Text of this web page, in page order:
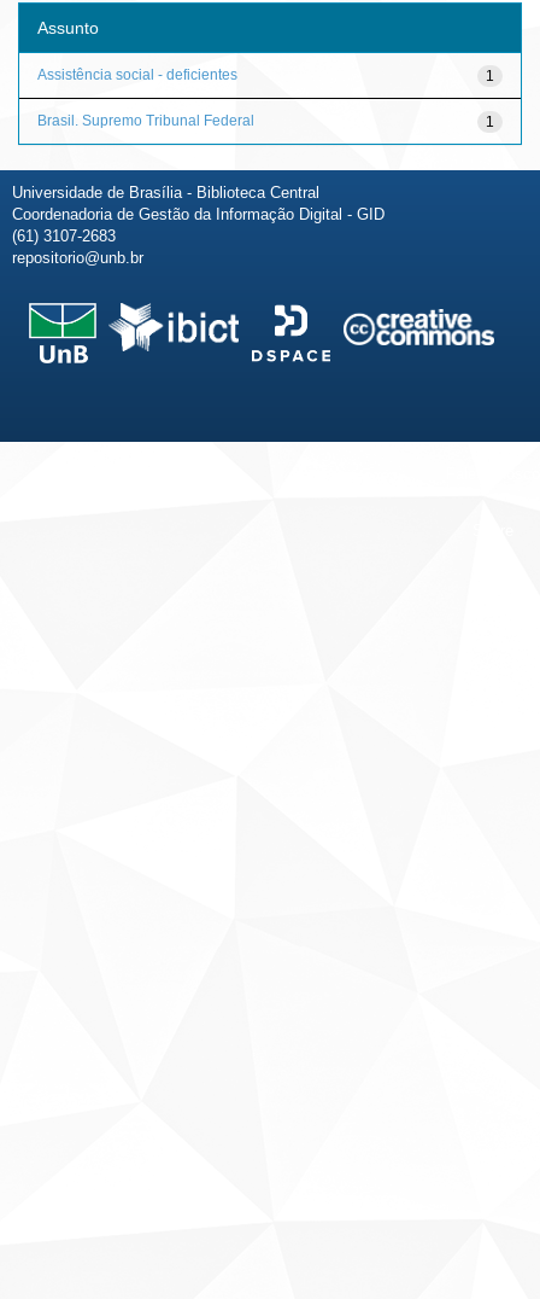
Assunto
1
Assistência social - deficientes
1
Brasil. Supremo Tribunal Federal
Universidade de Brasília - Biblioteca Central
Coordenadoria de Gestão da Informação Digital - GID
(61) 3107-2683
repositorio@unb.br